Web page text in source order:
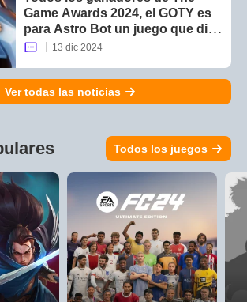
Game Awards 2024, el GOTY es
para Astro Bot un juego que dio
mucho de que hablar con sus
13 dic 2024
Ver todas las noticias
Todos los juegos